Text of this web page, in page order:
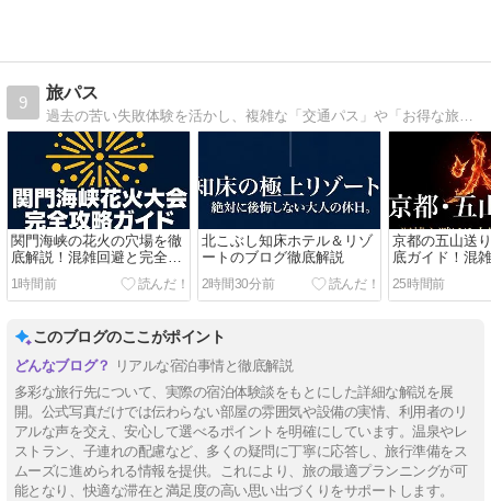
9
旅パス
過去の苦い失敗体験を活かし、複雑な「交通パス」や「お得な旅行術」を初心者向けにわかりやすく翻訳して発信中！公式情報とリアルな体験をベースに、皆様の旅行を「もっと賢く、もっと自由に」するお手伝いをします。
関門海峡の花火の穴場を徹
底解説！混雑回避と完全攻
略ガイド
1時間前
北こぶし知床ホテル＆リゾ
ートのブログ徹底解説
2時間30分前
京都の五山送
底ガイド！混
25時間前
このブログのここがポイント
リアルな宿泊事情と徹底解説
多彩な旅行先について、実際の宿泊体験談をもとにした詳細な解説を展
開。公式写真だけでは伝わらない部屋の雰囲気や設備の実情、利用者のリ
アルな声を交え、安心して選べるポイントを明確にしています。温泉やレ
ストラン、子連れの配慮など、多くの疑問に丁寧に応答し、旅行準備をス
ムーズに進められる情報を提供。これにより、旅の最適プランニングが可
能となり、快適な滞在と満足度の高い思い出づくりをサポートします。